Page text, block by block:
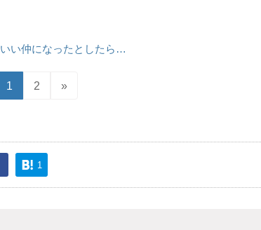
いい仲になったとしたら…
1 2 »
1